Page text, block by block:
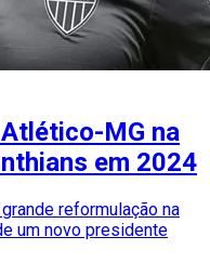
MG na
em 2024
reformulação na
um novo presidente